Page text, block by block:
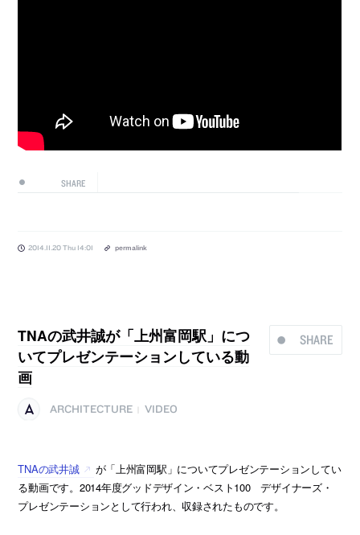
SHARE
2014.11.20 Thu 14:01 permalink
SHARE
TNAの武井誠が「上州富岡駅」につ
いてプレゼンテーションしている動
画
ARCHITECTURE VIDEO
TNAの武井誠
が「上州富岡駅」についてプレゼンテーションしてい
る動画です。2014年度グッドデザイン・ベスト100 デザイナーズ・
プレゼンテーションとして行われ、収録されたものです。